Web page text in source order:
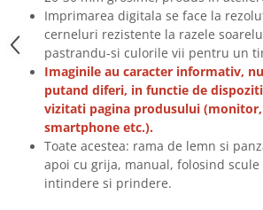
Tricouri fitness/sala de forta
Tricouri yoga
Imprimarea digitala se face la
cerneluri rezistente la razele
pastrandu-si culorile vii pentru un
Imaginile au caracter informativ,
putand diferi, in functie de
vizitati pagina produsului
smartphone etc.).
Toate acestea: rama de lemn si
apoi cu grija, manual, folosind scule
intindere si prindere.